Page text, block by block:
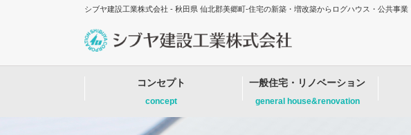
シブヤ建設工業株式会社 - 秋田県 仙北郡美郷町-住宅の新築・増改築からログハウス・公共事
コンセプト
concept
一般住宅・リノベーション
general house&renovation